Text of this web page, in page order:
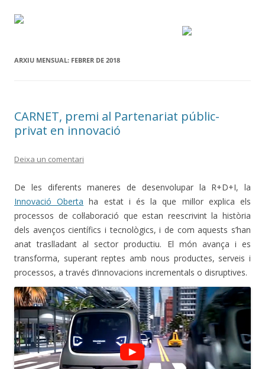
ARXIU MENSUAL: FEBRER DE 2018
CARNET, premi al Partenariat públic-
privat en innovació
Deixa un comentari
De les diferents maneres de desenvolupar la R+D+I, la
Innovació Oberta ha estat i és la que millor explica els
processos de col·laboració que estan reescrivint la història
dels avenços científics i tecnològics, i de com aquests s’han
anat traslladant al sector productiu. El món avança i es
transforma, superant reptes amb nous productes, serveis i
processos, a través d’innovacions incrementals o disruptives.